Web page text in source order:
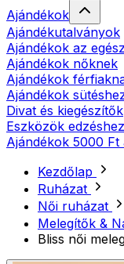
Ajándékok
Ajándékutalványok
Ajándékok az
Ajándékok nőknek
Ajándékok
Ajándékok
Divat és kiegészítők
Eszközök edzéshez
Ajándékok 5000 Ft
Kezdőlap
Ruházat
Női ruházat
Melegítők &
Bliss női